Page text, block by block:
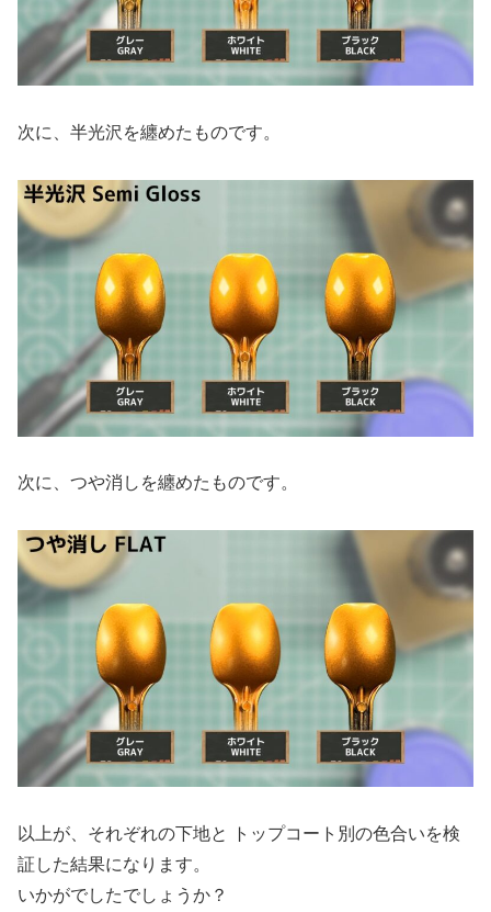
次に、半光沢を纏めたものです。
次に、つや消しを纏めたものです。
以上が、それぞれの下地と トップコート別の色合いを検
証した結果になります。
いかがでしたでしょうか？